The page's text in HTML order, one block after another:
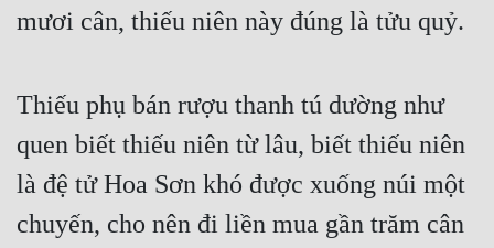
Kinh Dị
Kỳ Huyễn
Kỳ Ảo
mươi cân, thiếu niên này đúng là tửu quỷ.
Thiếu phụ bán rượu thanh tú dường như
quen biết thiếu niên từ lâu, biết thiếu niên
là đệ tử Hoa Sơn khó được xuống núi một
chuyến, cho nên đi liền mua gần trăm cân